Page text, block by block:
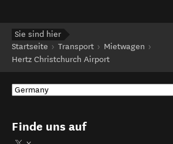
Sie sind hier
Startseite
Transport
Mietwagen
Hertz Christchurch Airport
Finde uns auf